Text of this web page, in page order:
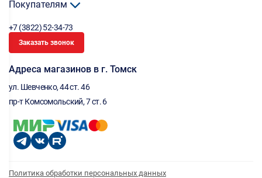
Покупателям
+7 (3822) 52-34-73
Заказать звонок
Адреса магазинов в г. Томск
ул. Шевченко, 44 ст. 46
пр-т Комсомольский, 7 ст. 6
Политика обработки персональных данных